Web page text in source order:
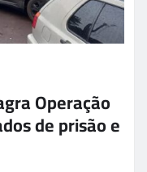
Operação
de prisão e